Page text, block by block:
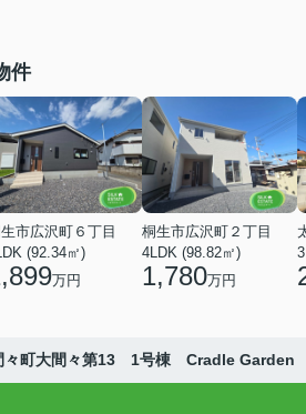
件
市広沢町６丁目
(92.34㎡)
万円
桐生市広沢町２丁目
4LDK (98.82㎡)
1,780万円
々町大間々第13 1号棟 Cradle Garden